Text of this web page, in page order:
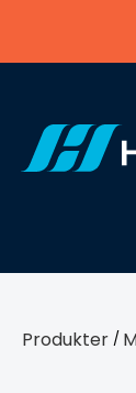
Produkter /